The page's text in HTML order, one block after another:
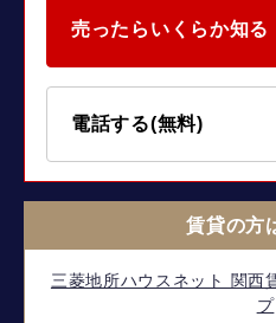
売ったらいくらか知る
電話する(無料)
賃貸の方
三菱地所ハウスネット 関西
プ